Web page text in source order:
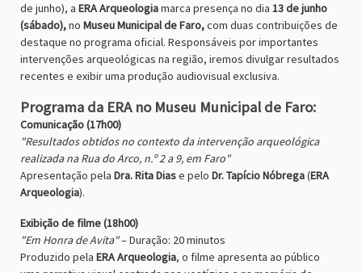
de junho), a ERA Arqueologiamarca presença no dia 13 de junho
(sábado),no Museu Municipal de Faro,com duas contribuições de
destaque no programa oficial. Responsáveis por importantes
intervenções arqueológicas na região, iremos divulgar resultados
recentes e exibir uma produção audiovisual exclusiva.
Programa da ERA no Museu Municipal de Faro:
Comunicação (17h00)
"Resultados obtidos no contexto da intervenção arqueológica
realizada na Rua do Arco, n.º 2 a 9, em Faro"
Apresentação pela Dra. Rita Diase pelo Dr. Tapício Nóbrega(ERA
Arqueologia).
Exibição de filme (18h00)
"Em Honra de Avita"– Duração: 20 minutos
Produzido pela ERA Arqueologia, o filme apresenta ao público